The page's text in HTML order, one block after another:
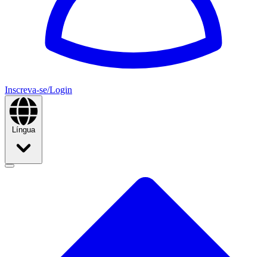
Inscreva-se/Login
Língua